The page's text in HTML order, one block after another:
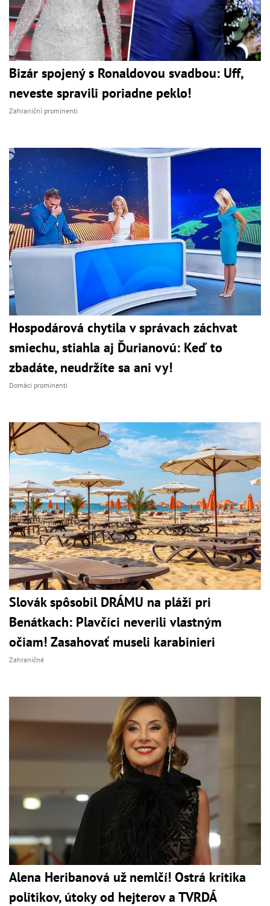
Bizár spojený s Ronaldovou svadbou: Uff,
neveste spravili poriadne peklo!
Zahraniční prominenti
Hospodárová chytila v správach záchvat
smiechu, stiahla aj Ďurianovú: Keď to
zbadáte, neudržíte sa ani vy!
Domáci prominenti
Slovák spôsobil DRÁMU na pláži pri
Benátkach: Plavčíci neverili vlastným
očiam! Zasahovať museli karabinieri
Zahraničné
Alena Heribanová už nemlčí! Ostrá kritika
politikov, útoky od hejterov a TVRDÁ